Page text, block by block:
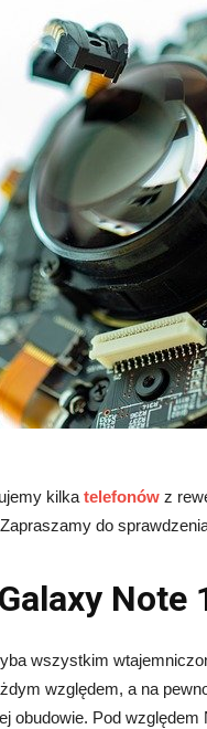
kilka telefonów z
do
Note
wszystkim
względem, a na
obudowie. Pod